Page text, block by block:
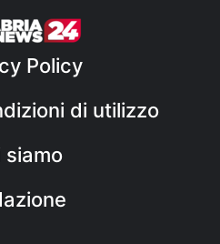
Policy
di utilizzo
siamo